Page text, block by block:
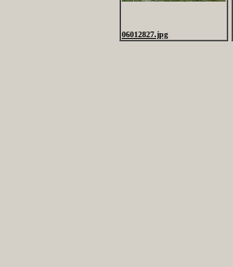
06012827.jpg